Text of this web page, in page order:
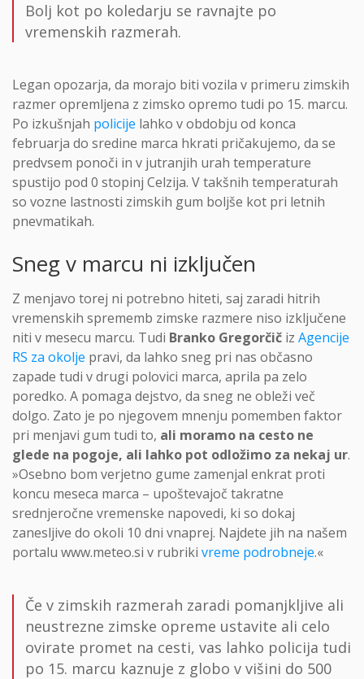
Bolj kot po koledarju se ravnajte po
vremenskih razmerah.
Legan opozarja, da morajo biti vozila v primeru zimskih
razmer opremljena z zimsko opremo tudi po 15. marcu.
Po izkušnjah policije lahko v obdobju od konca
februarja do sredine marca hkrati pričakujemo, da se
predvsem ponoči in v jutranjih urah temperature
spustijo pod 0 stopinj Celzija. V takšnih temperaturah
so vozne lastnosti zimskih gum boljše kot pri letnih
pnevmatikah.
Sneg v marcu ni izključen
Z menjavo torej ni potrebno hiteti, saj zaradi hitrih
vremenskih sprememb zimske razmere niso izključene
niti v mesecu marcu. Tudi Branko Gregorčič iz Agencije
RS za okolje pravi, da lahko sneg pri nas občasno
zapade tudi v drugi polovici marca, aprila pa zelo
poredko. A pomaga dejstvo, da sneg ne obleži več
dolgo. Zato je po njegovem mnenju pomemben faktor
pri menjavi gum tudi to, ali moramo na cesto ne
glede na pogoje, ali lahko pot odložimo za nekaj ur.
»Osebno bom verjetno gume zamenjal enkrat proti
koncu meseca marca – upoštevajoč takratne
srednjeročne vremenske napovedi, ki so dokaj
zanesljive do okoli 10 dni vnaprej. Najdete jih na našem
portalu www.meteo.si v rubriki vreme podrobneje.«
Če v zimskih razmerah zaradi pomanjkljive ali
neustrezne zimske opreme ustavite ali celo
ovirate promet na cesti, vas lahko policija tudi
po 15. marcu kaznuje z globo v višini do 500